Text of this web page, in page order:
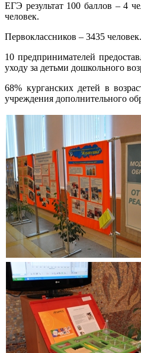
ЕГЭ результат 100 баллов – 4
человек.
Первоклассников – 3435 человек.
10 предпринимателей
уходу за детьми дошкольного
68% курганских детей в
учреждения дополнительного